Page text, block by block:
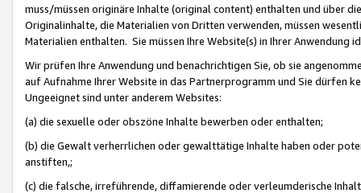
muss/müssen originäre Inhalte (original content) enthalten und über
Originalinhalte, die Materialien von Dritten verwenden, müssen
Materialien enthalten. Sie müssen Ihre Website(s) in Ihrer Anwendung
Wir prüfen Ihre Anwendung und benachrichtigen Sie, ob sie
auf Aufnahme Ihrer Website in das Partnerprogramm und Sie dürfen
Ungeeignet sind unter anderem Websites:
(a) die sexuelle oder obszöne Inhalte bewerben oder enthalten;
(b) die Gewalt verherrlichen oder gewalttätige Inhalte haben oder
anstiften,;
(c) die falsche, irreführende, diffamierende oder verleumderische